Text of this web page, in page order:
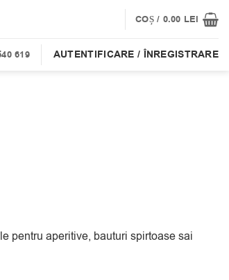
COȘ / 0.00 LEI
619 AUTENTIFICARE / ÎNREGISTRARE
pentru aperitive, bauturi spirtoase sai